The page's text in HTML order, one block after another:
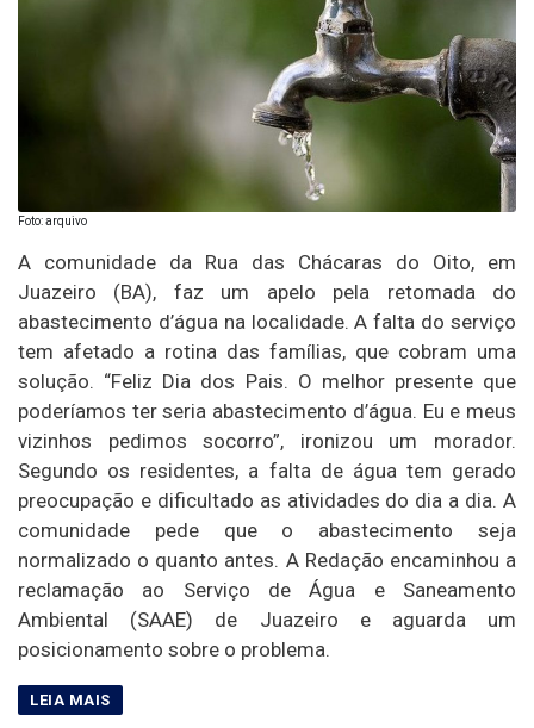
Foto: arquivo
A comunidade da Rua das Chácaras do Oito, em
Juazeiro (BA), faz um apelo pela retomada do
abastecimento d’água na localidade. A falta do serviço
tem afetado a rotina das famílias, que cobram uma
solução. “Feliz Dia dos Pais. O melhor presente que
poderíamos ter seria abastecimento d’água. Eu e meus
vizinhos pedimos socorro”, ironizou um morador.
Segundo os residentes, a falta de água tem gerado
preocupação e dificultado as atividades do dia a dia. A
comunidade pede que o abastecimento seja
normalizado o quanto antes. A Redação encaminhou a
reclamação ao Serviço de Água e Saneamento
Ambiental (SAAE) de Juazeiro e aguarda um
posicionamento sobre o problema.